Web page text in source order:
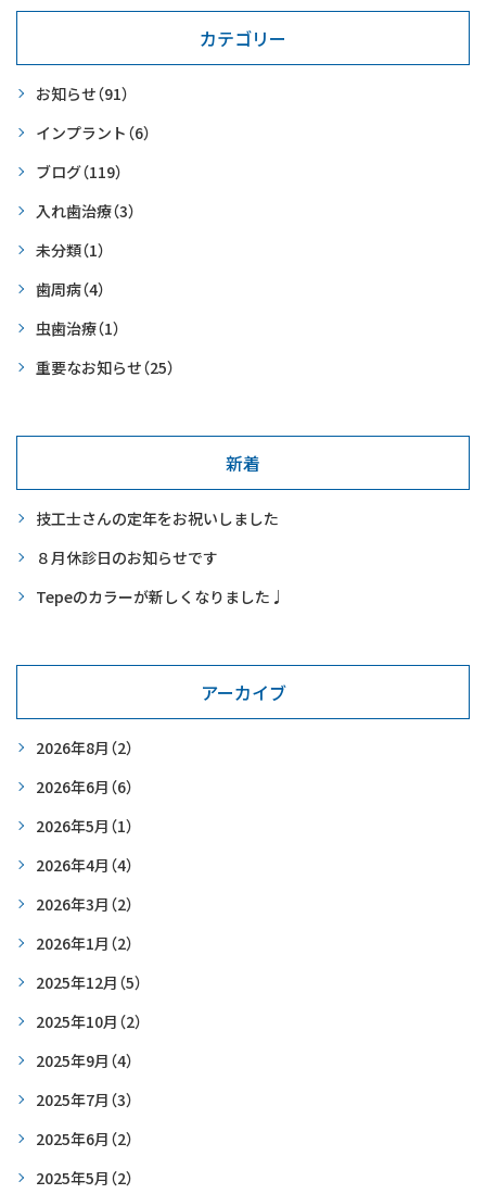
カテゴリー
お知らせ（91）
インプラント （6）
ブログ（119）
入れ歯治療（3）
未分類（1）
歯周病（4）
虫歯治療（1）
重要なお知らせ（25）
新着
技工士さんの定年をお祝いしました
８月休診日のお知らせです
Tepeのカラーが新しくなりました♩
アーカイブ
2026年8月 （2）
2026年6月 （6）
2026年5月 （1）
2026年4月 （4）
2026年3月 （2）
2026年1月 （2）
2025年12月 （5）
2025年10月 （2）
2025年9月 （4）
2025年7月 （3）
2025年6月 （2）
2025年5月 （2）